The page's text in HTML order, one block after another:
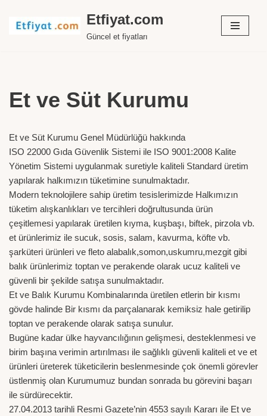
İçeriğe
Etfiyat.com
Güncel et fiyatları
Et ve Süt Kurumu
Et ve Süt Kurumu Genel Müdürlüğü hakkında
ISO 22000 Gıda Güvenlik Sistemi ile ISO 9001:2008 Kalite
Yönetim Sistemi uygulanmak suretiyle kaliteli Standard üretim
yapılarak halkımızın tüketimine sunulmaktadır.
Modern teknolojilere sahip üretim tesislerimizde Halkımızın
tüketim alışkanlıkları ve tercihleri doğrultusunda ürün
çeşitlemesi yapılarak üretilen kıyma, kuşbaşı, biftek, pirzola vb.
et ürünlerimiz ile sucuk, sosis, salam, kavurma, köfte vb.
şarküteri ürünleri ve fleto alabalık,somon,uskumru,mezgit gibi
balık ürünlerimiz toptan ve perakende olarak ucuz kaliteli ve
güvenli bir şekilde satışa sunulmaktadır.
Et ve Balık Kurumu Kombinalarında üretilen etlerin bir kısmı
gövde halinde Bir kısmı da parçalanarak kemiksiz hale getirilip
toptan ve perakende olarak satışa sunulur.
Bugüne kadar ülke hayvancılığının gelişmesi, desteklenmesi ve
birim başına verimin artırılması ile sağlıklı güvenli kaliteli et ve et
ürünleri üreterek tüketicilerin beslenmesinde çok önemli görevler
üstlenmiş olan Kurumumuz bundan sonrada bu görevini başarı
ile sürdürecektir.
27.04.2013 tarihli Resmi Gazete’nin 4553 sayılı Kararı ile Et ve